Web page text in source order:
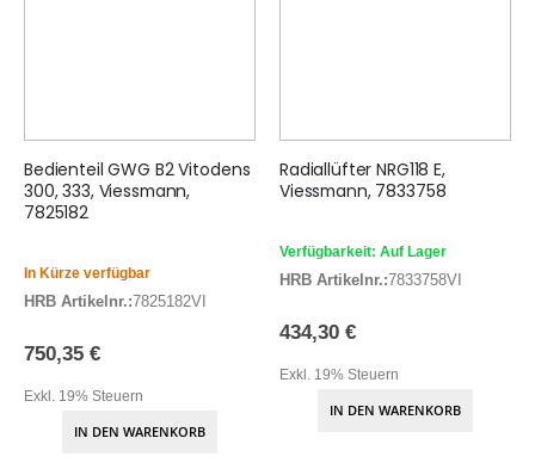
Bedienteil GWG B2 Vitodens
300, 333, Viessmann,
7825182
In Kürze verfügbar
HRB Artikelnr.:7825182VI
750,35 €
Exkl. 19% Steuern
IN DEN WARENKORB
Radiallüfter NRG118 E,
Viessmann, 7833758
Verfügbarkeit: Auf Lager
HRB Artikelnr.:7833758VI
434,30 €
Exkl. 19% Steuern
IN DEN WARENKORB